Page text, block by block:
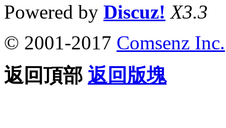
Powered by Discuz! X3.3
© 2001-2017 Comsenz Inc.
返回頂部 返回版塊